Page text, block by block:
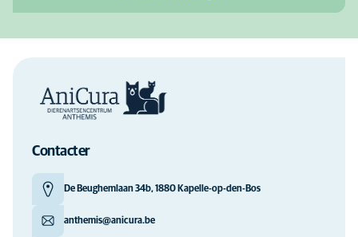
Contacter
De Beughemlaan 34b, 1880 Kapelle-op-den-Bos
anthemis@anicura.be